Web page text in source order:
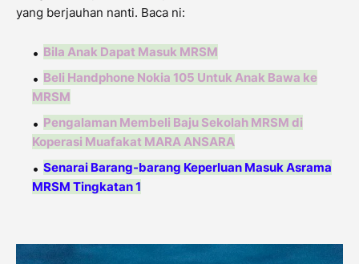
yang berjauhan nanti. Baca ni:
Bila Anak Dapat Masuk MRSM
Beli Handphone Nokia 105 Untuk Anak Bawa ke
MRSM
Pengalaman Membeli Baju Sekolah MRSM di
Koperasi Muafakat MARA ANSARA
Senarai Barang-barang Keperluan Masuk Asrama
MRSM Tingkatan 1